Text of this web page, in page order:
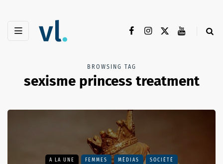
BROWSING TAG
sexisme princess treatment
A LA UNE FEMMES MÉDIAS SOCIÉTÉ